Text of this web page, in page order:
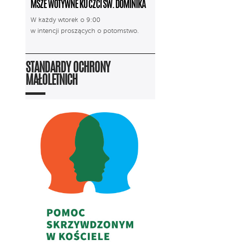
MSZE WOTYWNE KU CZCI ŚW. DOMINIKA
W każdy wtorek o 9:00
w intencji proszących o potomstwo.
STANDARDY OCHRONY
MAŁOLETNICH